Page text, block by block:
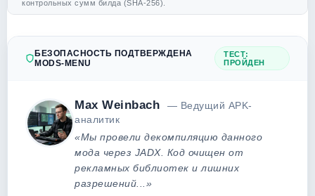
контрольных сумм билда (SHA-256).
БЕЗОПАСНОСТЬ ПОДТВЕРЖДЕНА
MODS-MENU
ТЕСТ:
ПРОЙДЕН
Max Weinbach
— Ведущий APK-
аналитик
«Мы провели декомпиляцию данного
мода через JADX. Код очищен от
рекламных библиотек и лишних
разрешений...»